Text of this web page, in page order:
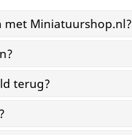
met Miniatuurshop.nl?
terug?